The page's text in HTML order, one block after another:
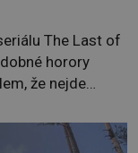
The Last of
horory
že nejde
jednodušší
zombie není nic